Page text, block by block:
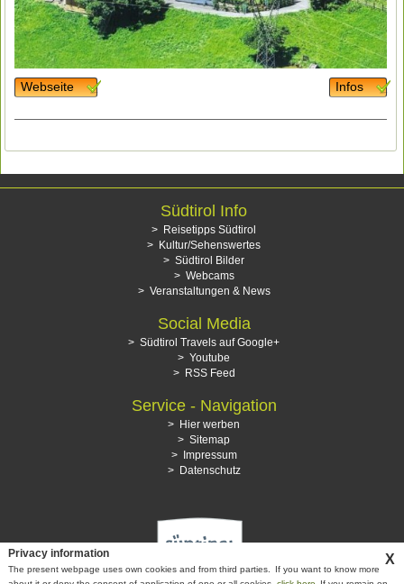
Webseite Infos
Südtirol Info
Reisetipps Südtirol
Kultur/Sehenswertes
Südtirol Bilder
Webcams
Veranstaltungen & News
Social Media
Südtirol Travels auf Google+
Youtube
RSS Feed
Service - Navigation
Hier werben
Sitemap
Impressum
Datenschutz
Privacy information
The present webpage uses own cookies and from third parties.
If you want to know more
X